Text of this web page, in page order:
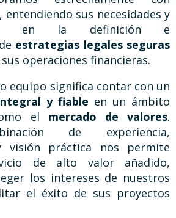
sus necesidades y
en la definición e
estrategias legales seguras
operaciones financieras.
equipo significa contar con un
y fiable en un ámbito
el mercado de valores.
de experiencia,
visión práctica nos permite
de alto valor añadido,
los intereses de nuestros
el éxito de sus proyectos